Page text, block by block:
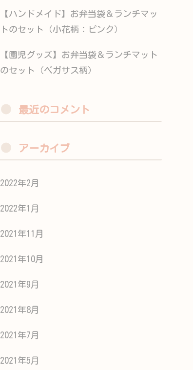
【ハンドメイド】お弁当袋＆ランチマッ
トのセット（小花柄：ピンク）
【園児グッズ】お弁当袋＆ランチマット
のセット（ペガサス柄）
最近のコメント
アーカイブ
2022年2月
2022年1月
2021年11月
2021年10月
2021年9月
2021年8月
2021年7月
2021年5月